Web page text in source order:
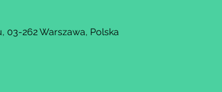
03-262 Warszawa, Polska